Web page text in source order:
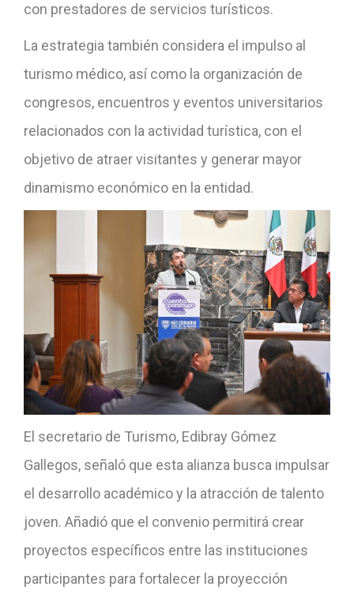
con prestadores de servicios turísticos.
La estrategia también considera el impulso al
turismo médico, así como la organización de
congresos, encuentros y eventos universitarios
relacionados con la actividad turística, con el
objetivo de atraer visitantes y generar mayor
dinamismo económico en la entidad.
El secretario de Turismo, Edibray Gómez
Gallegos, señaló que esta alianza busca impulsar
el desarrollo académico y la atracción de talento
joven. Añadió que el convenio permitirá crear
proyectos específicos entre las instituciones
participantes para fortalecer la proyección